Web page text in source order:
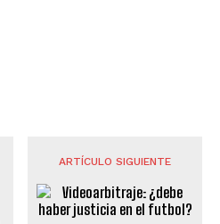
ARTÍCULO SIGUIENTE